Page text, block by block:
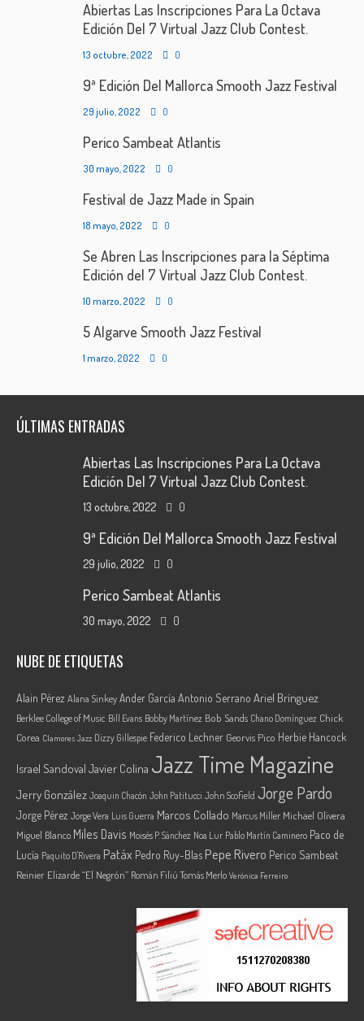
Abiertas Las Inscripciones Para La Octava
Edición Del 7 Virtual Jazz Club Contest.
13 octubre, 2022 0
9ª Edición Del Mallorca Smooth Jazz Festival
29 julio, 2022 0
Perico Sambeat Atlantis
30 mayo, 2022 0
Festival de Jazz Made in Spain
18 mayo, 2022 0
Se Abren Las Inscripciones para la Séptima
Edición del 7 Virtual Jazz Club Contest.
10 marzo, 2022 0
5 Algarve Smooth Jazz Festival
1 marzo, 2022 0
ÚLTIMAS ENTRADAS
Abiertas Las Inscripciones Para La Octava
Edición Del 7 Virtual Jazz Club Contest.
13 octubre, 2022 0
9ª Edición Del Mallorca Smooth Jazz Festival
29 julio, 2022 0
Perico Sambeat Atlantis
30 mayo, 2022 0
NUBE DE ETIQUETAS
Alain Pérez Alana SinkeyAnder García Antonio Serrano Ariel Brínguez
Berklee College of Music Bill Evans Bobby Martínez Bob Sands Chano Domínguez Chick
Corea Clamores Jazz Dizzy Gillespie Federico Lechner Georvis Pico Herbie Hancock
Israel Sandoval Javier Colina Jazz Time Magazine
Jerry González Joaquin Chacón John Patitucci John Scofield Jorge Pardo
Jorge Pérez Jorge Vera Luis Guerra Marcos Collado Marcus Miller Michael Olivera
Miguel Blanco Miles Davis Moisés P. Sánchez Noa Lur Pablo Martín Caminero Paco de
Lucía Paquito D'Rivera Patáx Pedro Ruy-Blas Pepe Rivero Perico Sambeat
Reinier Elizarde “El Negrón” Román Filiú Tomás Merlo Verónica Ferreiro